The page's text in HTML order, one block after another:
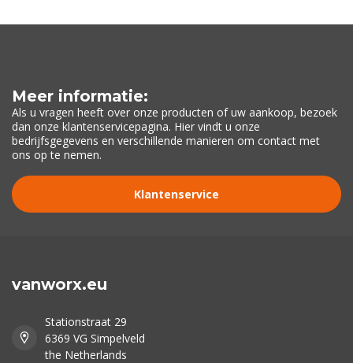
Meer informatie:
Als u vragen heeft over onze producten of uw aankoop, bezoek
dan onze klantenservicepagina. Hier vindt u onze
bedrijfsgegevens en verschillende manieren om contact met
ons op te nemen.
Klantenservice
vanworx.eu
Stationstraat 29
6369 VG Simpelveld
the Netherlands